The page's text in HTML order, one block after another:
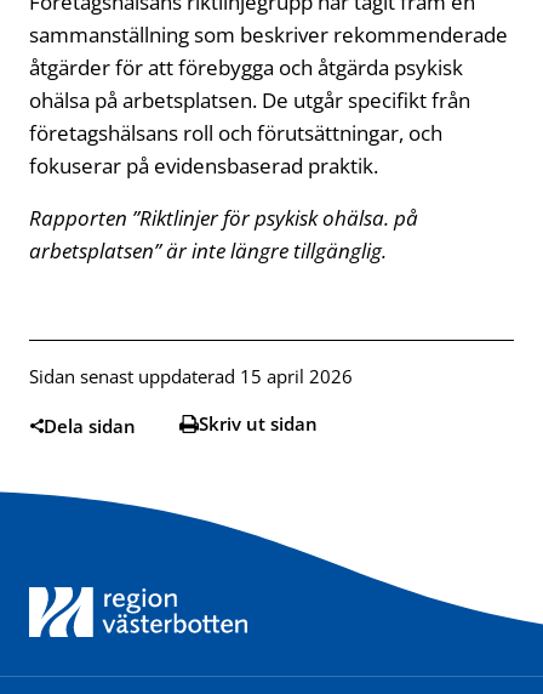
sammanställning som beskriver rekommenderade
åtgärder för att förebygga och åtgärda psykisk
ohälsa på arbetsplatsen. De utgår specifikt från
företagshälsans roll och förutsättningar, och
fokuserar på evidensbaserad praktik.
Rapporten ”Riktlinjer för psykisk ohälsa. på
arbetsplatsen” är inte längre tillgänglig.
Sidan senast uppdaterad 15 april 2026
Dela sidan Skriv ut sidan